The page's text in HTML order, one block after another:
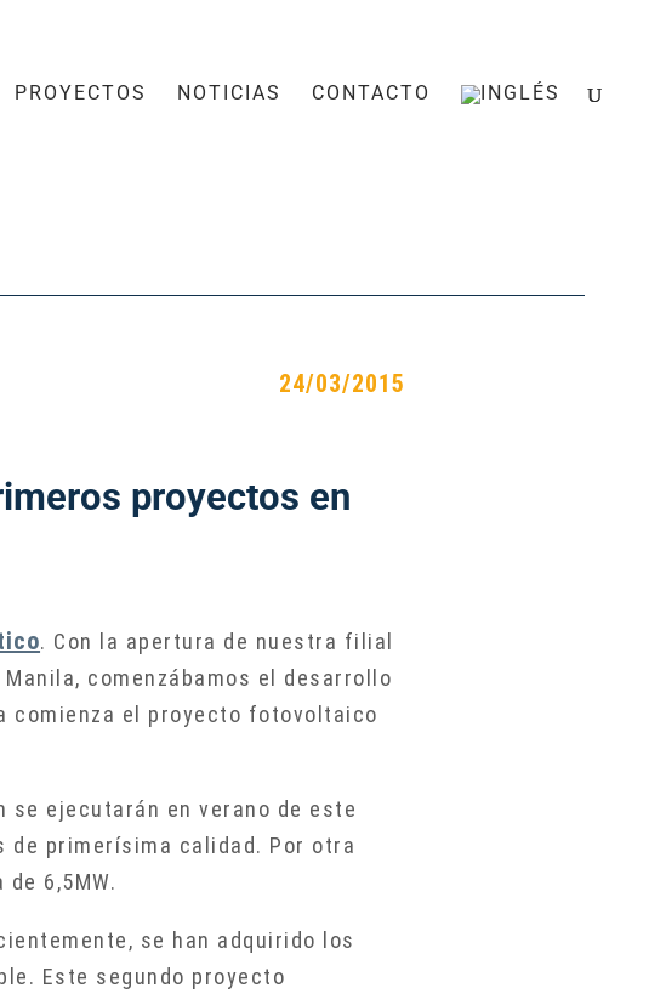
PROYECTOS NOTICIAS CONTACTO
24/03/2015
proyectos en
. Con la apertura de nuestra filial
comenzábamos el desarrollo
comienza el proyecto fotovoltaico
se ejecutarán en verano de este
de primerísima calidad. Por otra
6,5MW.
se han adquirido los
Este segundo proyecto